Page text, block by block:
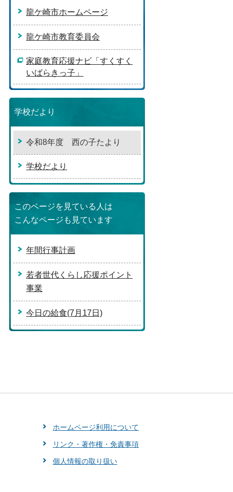
龍ケ崎市ホームページ
龍ケ崎市教育委員会
家庭教育応援ナビ「すくすく
いばらきっ子」
学校だより
令和8年度 西の子たより
学校だより
このページを見ている人は
こんなページも見ています
年間行事計画
若者世代くらし応援ポイント
事業
今日の給食(7月17日)
ホームページ利用について
リンク・著作権・免責事項
個人情報の取り扱い